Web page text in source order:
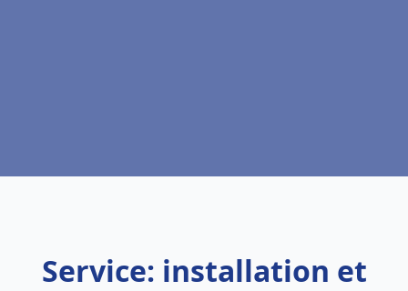
Service: installation et